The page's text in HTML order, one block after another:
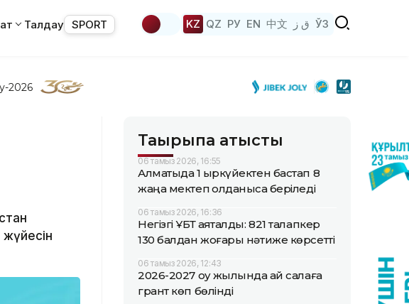
Талдау SPORT KZ QZ РУ EN 中文 ق ز ЎЗ
2026
Тақырыпқа қатысты
06 тамыз 2026, 16:55
Алматыда 1 қыркүйектен бастап 8
жаңа мектеп қолданысқа беріледі
06 тамыз 2026, 16:36
Негізгі ҰБТ аяқталды: 821 талапкер
130 балдан жоғары нәтиже көрсетті
06 тамыз 2026, 12:43
2026-2027 оқу жылында қай салаға
грант көп бөлінді